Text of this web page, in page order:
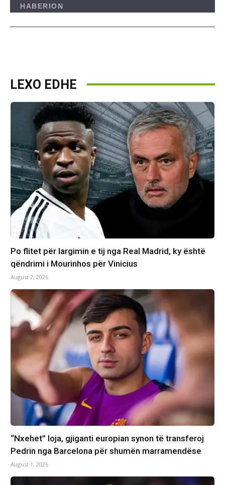
LEXO EDHE
Po flitet për largimin e tij nga Real Madrid, ky është
qëndrimi i Mourinhos për Vinicius
August 2, 2026
“Nxehet” loja, gjiganti europian synon të transferoj
Pedrin nga Barcelona për shumën marramendëse
August 1, 2026